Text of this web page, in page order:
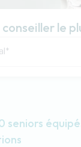
le
*
seniors